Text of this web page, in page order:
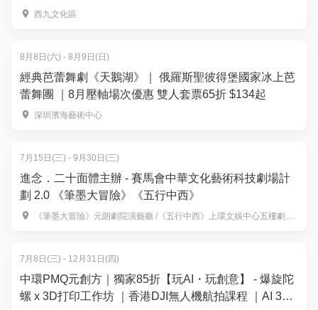
西九文化區
8月8日(六) - 8月9日(日)
經典芭蕾舞劇《天鵝湖》｜ 俄羅斯聖彼得堡國家冰上芭
蕾舞團 ｜8月壓軸場次優惠 雙人套票65折 $134起
深圳濱海藝術中心
7月15日(三) - 9月30日(三)
進念．二十面體主辦 - 賽馬會中華文化藝術科技劇場計
劃 2.0 《筆墨大冒險》《五行中西》
《筆墨大冒險》元朗劇院演藝廳 /《五行中西》上環文娛中心五樓劇院及六樓展覽廳
7月8日(三) - 12月31日(四)
中環PMQ元創方｜獨家85折【玩AI・玩創意】 - 爆旋陀
螺 x 3D打印工作坊 ｜香港DJI無人機航拍課程 ｜AI 3D